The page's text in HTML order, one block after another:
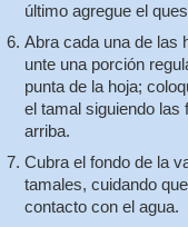
último agregue el
Abra cada una de las
unte una porción
punta de la hoja;
el tamal siguiendo las
arriba.
Cubra el fondo de la
tamales, cuidando
contacto con el agua.